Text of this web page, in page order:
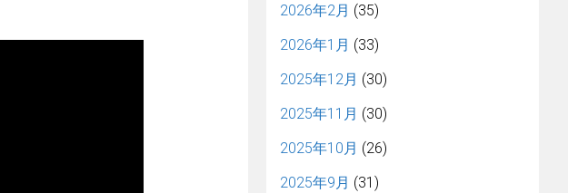
2026年2月 (35)
2026年1月 (33)
2025年12月 (30)
2025年11月 (30)
2025年10月 (26)
2025年9月 (31)